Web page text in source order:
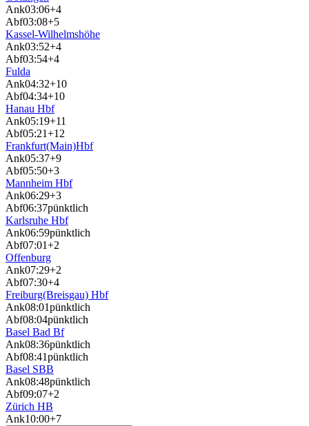
Ank03:06+4
Abf03:08+5
Kassel-Wilhelmshöhe
Ank03:52+4
Abf03:54+4
Fulda
Ank04:32+10
Abf04:34+10
Hanau Hbf
Ank05:19+11
Abf05:21+12
Frankfurt(Main)Hbf
Ank05:37+9
Abf05:50+3
Mannheim Hbf
Ank06:29+3
Abf06:37pünktlich
Karlsruhe Hbf
Ank06:59pünktlich
Abf07:01+2
Offenburg
Ank07:29+2
Abf07:30+4
Freiburg(Breisgau) Hbf
Ank08:01pünktlich
Abf08:04pünktlich
Basel Bad Bf
Ank08:36pünktlich
Abf08:41pünktlich
Basel SBB
Ank08:48pünktlich
Abf09:07+2
Zürich HB
Ank10:00+7